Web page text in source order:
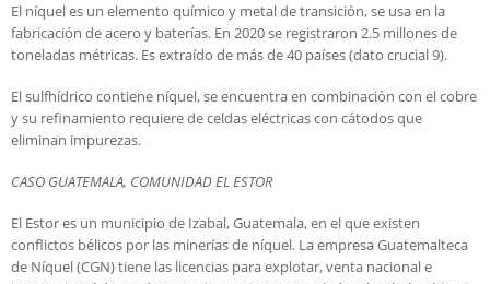
El níquel es un elemento químico y metal de transición, se usa en la
fabricación de acero y baterías. En 2020 se registraron 2.5 millones de
toneladas métricas. Es extraído de más de 40 países (dato crucial 9).
El sulfhídrico contiene níquel, se encuentra en combinación con el cobre
y su refinamiento requiere de celdas eléctricas con cátodos que
eliminan impurezas.
CASO GUATEMALA, COMUNIDAD EL ESTOR
El Estor es un municipio de Izabal, Guatemala, en el que existen
conflictos bélicos por las minerías de níquel. La empresa Guatemalteca
de Níquel (CGN) tiene las licencias para explotar, venta nacional e